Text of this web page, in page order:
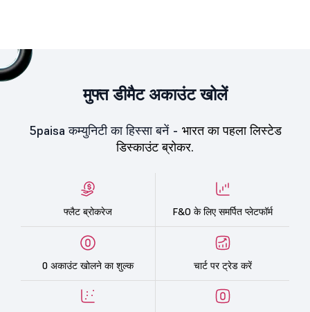
मुफ्त डीमैट अकाउंट खोलें
5paisa कम्युनिटी का हिस्सा बनें - भारत का पहला लिस्टेड
डिस्काउंट ब्रोकर.
फ्लैट ब्रोकरेज F&O के लिए समर्पित प्लेटफॉर्म
0 अकाउंट खोलने का शुल्क चार्ट पर ट्रेड करें